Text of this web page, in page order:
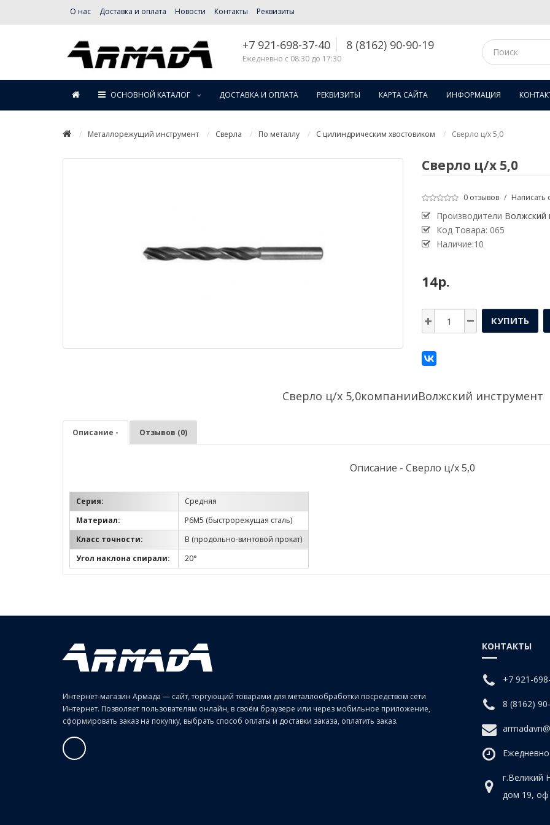
О нас Доставка и оплата Новости Контакты Реквизиты
+7 921-698-37-40 8 (8162) 90-90-19
Ежедневно с 08:30 до 17:30
ОСНОВНОЙ КАТАЛОГ ДОСТАВКА И ОПЛАТА РЕКВИЗИТЫ КАРТА САЙТА ИНФОРМАЦИЯ
Металлорежущий инструмент Сверла По металлу С цилиндрическим хвостовиком Сверло ц/х 5,0
Сверло ц/х 5,0
0 отзывов / Написать
Производители Волжский
Код Товара: 065
Наличие:10
14р.
КУПИТЬ
Сверло ц/х 5,0компанииВолжский инструмент
Описание - Отзывов (0)
Описание - Сверло ц/х 5,0
Серия:
Средняя
Материал:
Р6М5 (быстрорежущая сталь)
Класс точности:
B (продольно-винтовой прокат)
Угол наклона спирали:
20°
Интернет-магазин Армада — сайт, торгующий товарами для металлообработки посредством сети
Интернет. Позволяет пользователям онлайн, в своём браузере или через мобильное приложение,
сформировать заказ на покупку, выбрать способ оплаты и доставки заказа, оплатить заказ.
КОНТАКТЫ
+7 921-
8 (8162)
г.Великий
дом 19, оф